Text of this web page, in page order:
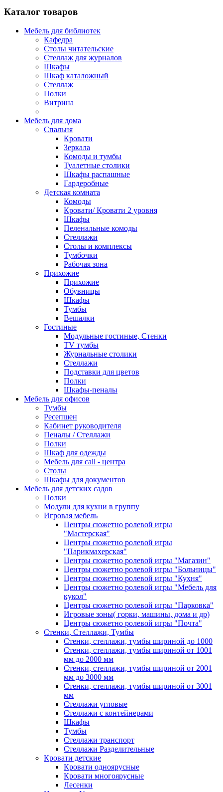
Каталог товаров
Мебель для библиотек
Кафедра
Столы читательские
Стеллаж для журналов
Шкафы
Шкаф каталожный
Стеллаж
Полки
Витрина
Мебель для дома
Спальня
Кровати
Зеркала
Комоды и тумбы
Туалетные столики
Шкафы распашные
Гардеробные
Детская комната
Комоды
Кровати/ Кровати 2 уровня
Шкафы
Пеленальные комоды
Стеллажи
Столы и комплексы
Тумбочки
Рабочая зона
Прихожие
Прихожие
Обувницы
Шкафы
Тумбы
Вешалки
Гостиные
Модульные гостиные, Стенки
TV тумбы
Журнальные столики
Стеллажи
Подставки для цветов
Полки
Шкафы-пеналы
Мебель для офисов
Тумбы
Ресепшен
Кабинет руководителя
Пеналы / Стеллажи
Полки
Шкаф для одежды
Мебель для call - центра
Столы
Шкафы для документов
Мебель для детских садов
Полки
Модули для кухни в группу
Игровая мебель
Центры сюжетно ролевой игры
"Мастерская"
Центры сюжетно ролевой игры
"Парикмахерская"
Центры сюжетно ролевой игры "Магазин"
Центры сюжетно ролевой игры "Больницы"
Центры сюжетно ролевой игры "Кухня"
Центры сюжетно ролевой игры "Мебель для
кукол"
Центры сюжетно ролевой игры "Парковка"
Игровые зоны( горки, машины, дома и др)
Центры сюжетно ролевой игры "Почта"
Стенки, Стеллажи, Тумбы
Стенки, стеллажи, тумбы шириной до 1000
Стенки, стеллажи, тумбы шириной от 1001
мм до 2000 мм
Стенки, стеллажи, тумбы шириной от 2001
мм до 3000 мм
Стенки, стеллажи, тумбы шириной от 3001
мм
Стеллажи угловые
Стеллажи с контейнерами
Шкафы
Тумбы
Стеллажи транспорт
Стеллажи Разделительные
Кровати детские
Кровати одноярусные
Кровати многоярусные
Лесенки